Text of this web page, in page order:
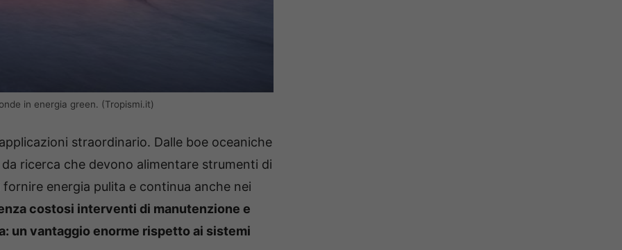
in energia green. (Tropismi.it)
straordinario. Dalle boe oceaniche
ricerca che devono alimentare strumenti di
energia pulita e continua anche nei
costosi interventi di manutenzione e
un vantaggio enorme rispetto ai sistemi